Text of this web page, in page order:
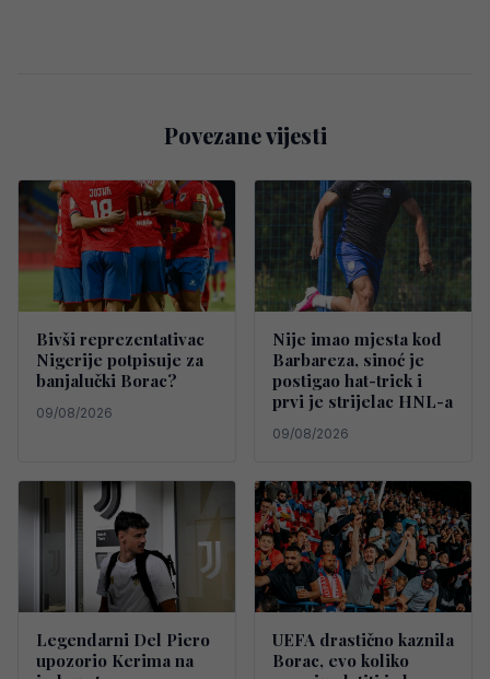
Povezane vijesti
Bivši reprezentativac
Nigerije potpisuje za
banjalučki Borac?
09/08/2026
Nije imao mjesta kod
Barbareza, sinoć je
postigao hat-trick i
prvi je strijelac HNL-a
09/08/2026
Legendarni Del Piero
upozorio Kerima na
UEFA drastično kaznila
Borac, evo koliko